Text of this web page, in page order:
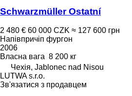
Schwarzmüller Ostatní
2 480 € 60 000 CZK ≈ 127 600 грн
Напівпричіп фургон
2006
Власна вага 8 200 кг
Чехія, Jablonec nad Nisou
LUTWA s.r.o.
Зв'язатися з продавцем